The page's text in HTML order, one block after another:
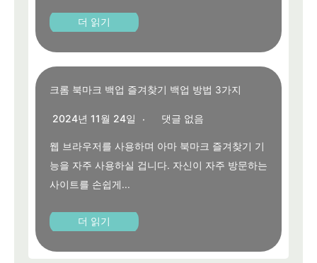
더 읽기
크롬 북마크 백업 즐겨찾기 백업 방법 3가지
2024년 11월 24일 댓글 없음
웹 브라우저를 사용하며 아마 북마크 즐겨찾기 기
능을 자주 사용하실 겁니다. 자신이 자주 방문하는
사이트를 손쉽게...
더 읽기